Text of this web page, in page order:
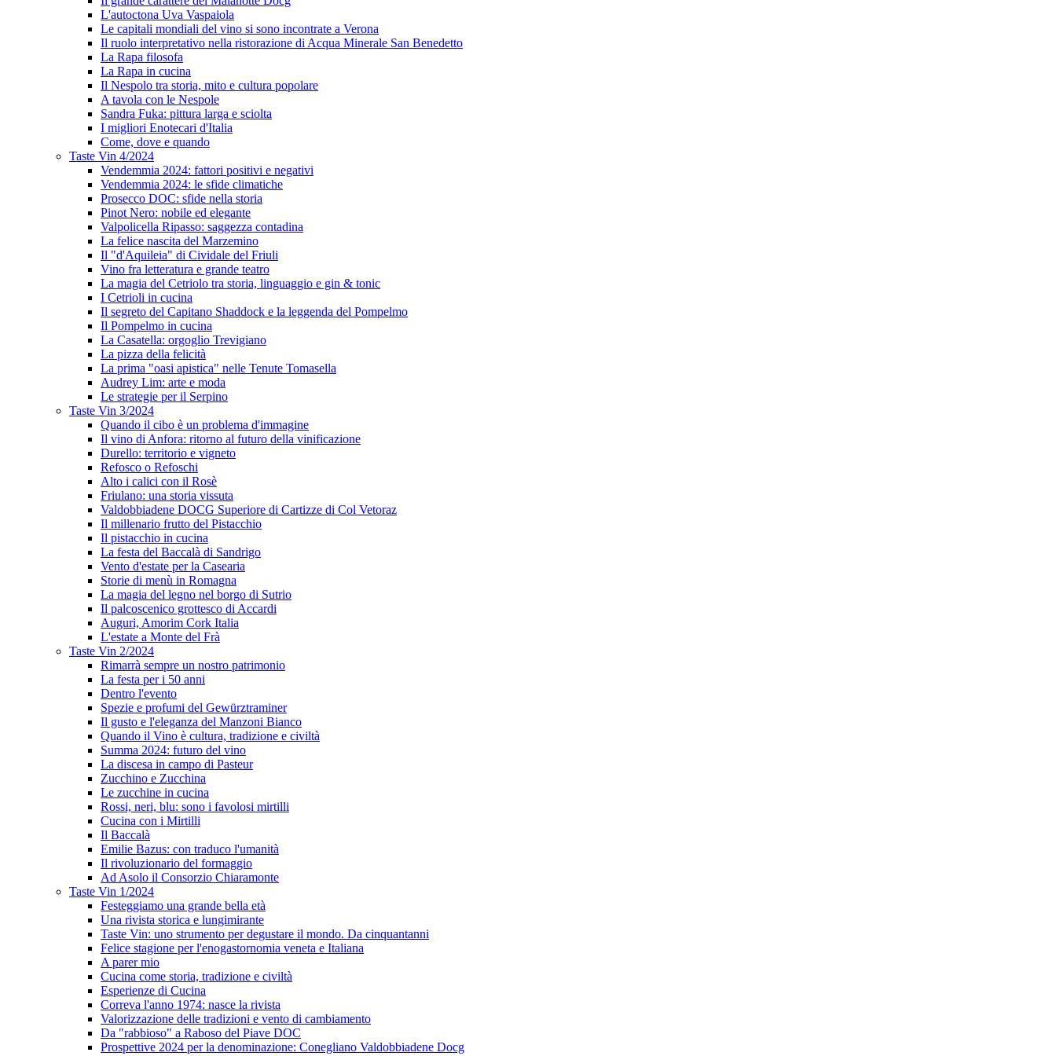
L'autoctona Uva Vaspaiola
Le capitali mondiali del vino si sono incontrate a Verona
Il ruolo interpretativo nella ristorazione di Acqua Minerale San Benedetto
La Rapa filosofa
La Rapa in cucina
Il Nespolo tra storia, mito e cultura popolare
A tavola con le Nespole
Sandra Fuka: pittura larga e sciolta
I migliori Enotecari d'Italia
Come, dove e quando
Taste Vin 4/2024
Vendemmia 2024: fattori positivi e negativi
Vendemmia 2024: le sfide climatiche
Prosecco DOC: sfide nella storia
Pinot Nero: nobile ed elegante
Valpolicella Ripasso: saggezza contadina
La felice nascita del Marzemino
Il "d'Aquileia" di Cividale del Friuli
Vino fra letteratura e grande teatro
La magia del Cetriolo tra storia, linguaggio e gin & tonic
I Cetrioli in cucina
Il segreto del Capitano Shaddock e la leggenda del Pompelmo
Il Pompelmo in cucina
La Casatella: orgoglio Trevigiano
La pizza della felicità
La prima "oasi apistica" nelle Tenute Tomasella
Audrey Lim: arte e moda
Le strategie per il Serpino
Taste Vin 3/2024
Quando il cibo è un problema d'immagine
Il vino di Anfora: ritorno al futuro della vinificazione
Durello: territorio e vigneto
Refosco o Refoschi
Alto i calici con il Rosè
Friulano: una storia vissuta
Valdobbiadene DOCG Superiore di Cartizze di Col Vetoraz
Il millenario frutto del Pistacchio
Il pistacchio in cucina
La festa del Baccalà di Sandrigo
Vento d'estate per la Casearia
Storie di menù in Romagna
La magia del legno nel borgo di Sutrio
Il palcoscenico grottesco di Accardi
Auguri, Amorim Cork Italia
L'estate a Monte del Frà
Taste Vin 2/2024
Rimarrà sempre un nostro patrimonio
La festa per i 50 anni
Dentro l'evento
Spezie e profumi del Gewürztraminer
Il gusto e l'eleganza del Manzoni Bianco
Quando il Vino è cultura, tradizione e civiltà
Summa 2024: futuro del vino
La discesa in campo di Pasteur
Zucchino e Zucchina
Le zucchine in cucina
Rossi, neri, blu: sono i favolosi mirtilli
Cucina con i Mirtilli
Il Baccalà
Emilie Bazus: con traduco l'umanità
Il rivoluzionario del formaggio
Ad Asolo il Consorzio Chiaramonte
Taste Vin 1/2024
Festeggiamo una grande bella età
Una rivista storica e lungimirante
Taste Vin: uno strumento per degustare il mondo. Da cinquantanni
Felice stagione per l'enogastornomia veneta e Italiana
A parer mio
Cucina come storia, tradizione e civiltà
Esperienze di Cucina
Correva l'anno 1974: nasce la rivista
Valorizzazione delle tradizioni e vento di cambiamento
Da "rabbioso" a Raboso del Piave DOC
Prospettive 2024 per la denominazione: Conegliano Valdobbiadene Docg